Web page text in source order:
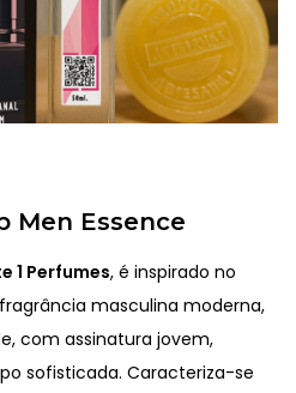
Men Essence
1 Perfumes, é inspirado no
masculina moderna,
com assinatura jovem,
sofisticada. Caracteriza-se